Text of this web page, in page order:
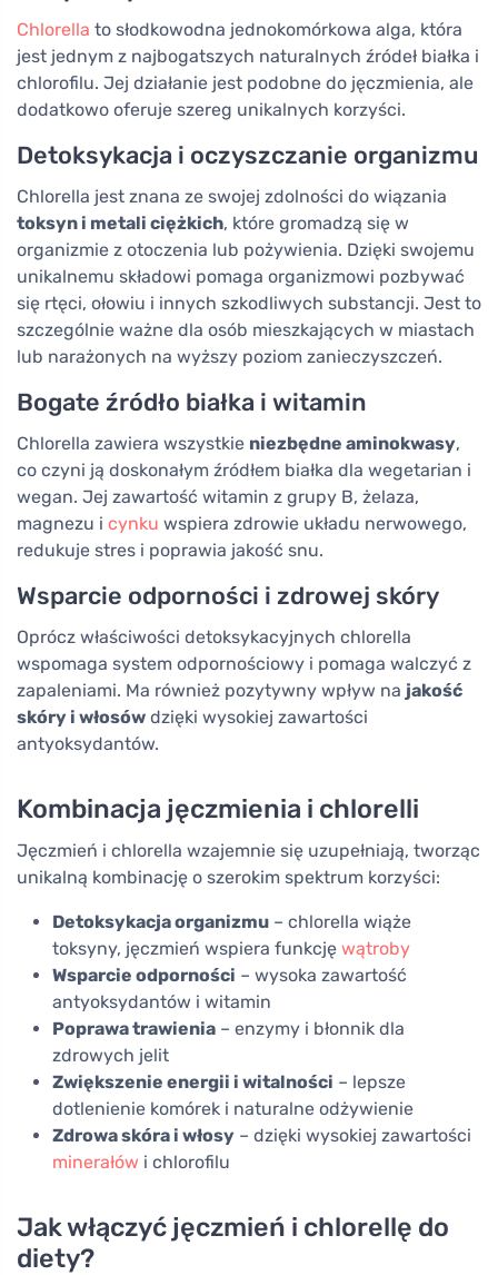
Chlorella to słodkowodna jednokomórkowa alga, która
jest jednym z najbogatszych naturalnych źródeł białka i
chlorofilu. Jej działanie jest podobne do jęczmienia, ale
dodatkowo oferuje szereg unikalnych korzyści.
Detoksykacja i oczyszczanie organizmu
Chlorella jest znana ze swojej zdolności do wiązania
toksyn i metali ciężkich, które gromadzą się w
organizmie z otoczenia lub pożywienia. Dzięki swojemu
unikalnemu składowi pomaga organizmowi pozbywać
się rtęci, ołowiu i innych szkodliwych substancji. Jest to
szczególnie ważne dla osób mieszkających w miastach
lub narażonych na wyższy poziom zanieczyszczeń.
Bogate źródło białka i witamin
Chlorella zawiera wszystkie niezbędne aminokwasy,
co czyni ją doskonałym źródłem białka dla wegetarian i
wegan. Jej zawartość witamin z grupy B, żelaza,
magnezu i cynku wspiera zdrowie układu nerwowego,
redukuje stres i poprawia jakość snu.
Wsparcie odporności i zdrowej skóry
Oprócz właściwości detoksykacyjnych chlorella
wspomaga system odpornościowy i pomaga walczyć z
zapaleniami. Ma również pozytywny wpływ na jakość
skóry i włosów dzięki wysokiej zawartości
antyoksydantów.
Kombinacja jęczmienia i chlorelli
Jęczmień i chlorella wzajemnie się uzupełniają, tworząc
unikalną kombinację o szerokim spektrum korzyści:
Detoksykacja organizmu – chlorella wiąże
toksyny, jęczmień wspiera funkcję wątroby
Wsparcie odporności – wysoka zawartość
antyoksydantów i witamin
Poprawa trawienia – enzymy i błonnik dla
zdrowych jelit
Zwiększenie energii i witalności – lepsze
dotlenienie komórek i naturalne odżywienie
Zdrowa skóra i włosy – dzięki wysokiej zawartości
minerałów i chlorofilu
Jak włączyć jęczmień i chlorellę do
diety?